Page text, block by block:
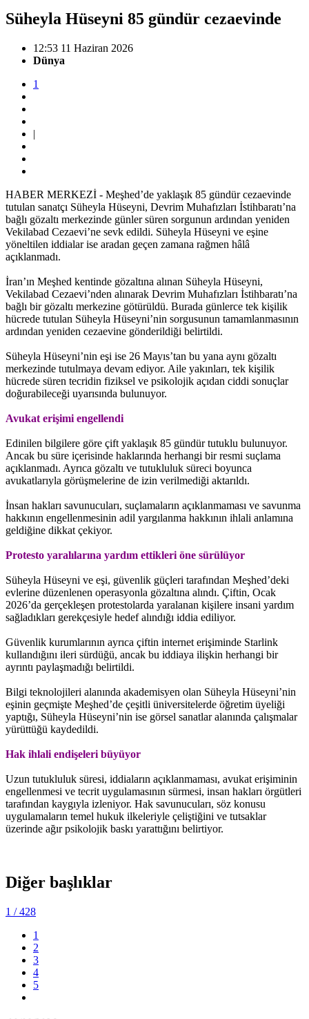
Süheyla Hüseyni 85 gündür cezaevinde
12:53 11 Haziran 2026
Dünya
1
|
HABER MERKEZİ - Meşhed’de yaklaşık 85 gündür cezaevinde
tutulan sanatçı Süheyla Hüseyni, Devrim Muhafızları İstihbaratı’na
bağlı gözaltı merkezinde günler süren sorgunun ardından yeniden
Vekilabad Cezaevi’ne sevk edildi. Süheyla Hüseyni ve eşine
yöneltilen iddialar ise aradan geçen zamana rağmen hâlâ
açıklanmadı.
İran’ın Meşhed kentinde gözaltına alınan Süheyla Hüseyni,
Vekilabad Cezaevi’nden alınarak Devrim Muhafızları İstihbaratı’na
bağlı bir gözaltı merkezine götürüldü. Burada günlerce tek kişilik
hücrede tutulan Süheyla Hüseyni’nin sorgusunun tamamlanmasının
ardından yeniden cezaevine gönderildiği belirtildi.
Süheyla Hüseyni’nin eşi ise 26 Mayıs’tan bu yana aynı gözaltı
merkezinde tutulmaya devam ediyor. Aile yakınları, tek kişilik
hücrede süren tecridin fiziksel ve psikolojik açıdan ciddi sonuçlar
doğurabileceği uyarısında bulunuyor.
Avukat erişimi engellendi
Edinilen bilgilere göre çift yaklaşık 85 gündür tutuklu bulunuyor.
Ancak bu süre içerisinde haklarında herhangi bir resmi suçlama
açıklanmadı. Ayrıca gözaltı ve tutukluluk süreci boyunca
avukatlarıyla görüşmelerine de izin verilmediği aktarıldı.
İnsan hakları savunucuları, suçlamaların açıklanmaması ve savunma
hakkının engellenmesinin adil yargılanma hakkının ihlali anlamına
geldiğine dikkat çekiyor.
Protesto yaralılarına yardım ettikleri öne sürülüyor
Süheyla Hüseyni ve eşi, güvenlik güçleri tarafından Meşhed’deki
evlerine düzenlenen operasyonla gözaltına alındı. Çiftin, Ocak
2026’da gerçekleşen protestolarda yaralanan kişilere insani yardım
sağladıkları gerekçesiyle hedef alındığı iddia ediliyor.
Güvenlik kurumlarının ayrıca çiftin internet erişiminde Starlink
kullandığını ileri sürdüğü, ancak bu iddiaya ilişkin herhangi bir
ayrıntı paylaşmadığı belirtildi.
Bilgi teknolojileri alanında akademisyen olan Süheyla Hüseyni’nin
eşinin geçmişte Meşhed’de çeşitli üniversitelerde öğretim üyeliği
yaptığı, Süheyla Hüseyni’nin ise görsel sanatlar alanında çalışmalar
yürüttüğü kaydedildi.
Hak ihlali endişeleri büyüyor
Uzun tutukluluk süresi, iddiaların açıklanmaması, avukat erişiminin
engellenmesi ve tecrit uygulamasının sürmesi, insan hakları örgütleri
tarafından kaygıyla izleniyor. Hak savunucuları, söz konusu
uygulamaların temel hukuk ilkeleriyle çeliştiğini ve tutsaklar
üzerinde ağır psikolojik baskı yarattığını belirtiyor.
Diğer başlıklar
1 / 428
1
2
3
4
5